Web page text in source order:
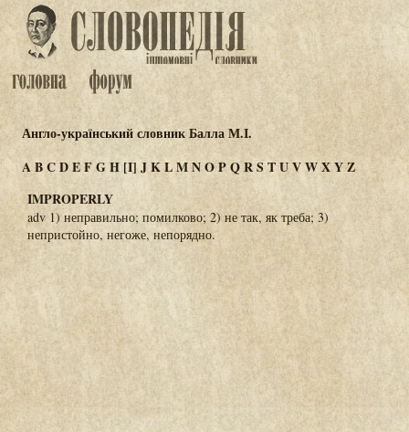
Англо-український словник Балла М.І.
ABCDEFGH[I] JKLMNOPQRSTUVWXYZ
IMPROPERLY
adv 1) неправильно; помилково; 2) не так, як треба; 3)
непристойно, негоже, непорядно.